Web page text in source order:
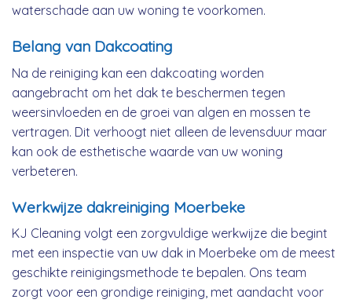
waterschade aan uw woning te voorkomen.
Belang van Dakcoating
Na de reiniging kan een dakcoating worden
aangebracht om het dak te beschermen tegen
weersinvloeden en de groei van algen en mossen te
vertragen. Dit verhoogt niet alleen de levensduur maar
kan ook de esthetische waarde van uw woning
verbeteren.
Werkwijze dakreiniging Moerbeke
KJ Cleaning volgt een zorgvuldige werkwijze die begint
met een inspectie van uw dak in Moerbeke om de meest
geschikte reinigingsmethode te bepalen. Ons team
zorgt voor een grondige reiniging, met aandacht voor